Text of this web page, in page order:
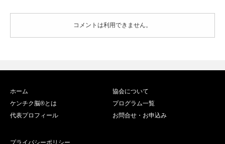
コメントは利用できません。
ホーム
協会について
ケンチク脳®️とは
プログラム一覧
代表プロフィール
お問合せ・お申込み
プライバシーポリシー